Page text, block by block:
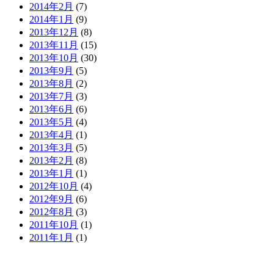
2014年2月 (7)
2014年1月 (9)
2013年12月 (8)
2013年11月 (15)
2013年10月 (30)
2013年9月 (5)
2013年8月 (2)
2013年7月 (3)
2013年6月 (6)
2013年5月 (4)
2013年4月 (1)
2013年3月 (5)
2013年2月 (8)
2013年1月 (1)
2012年10月 (4)
2012年9月 (6)
2012年8月 (3)
2011年10月 (1)
2011年1月 (1)